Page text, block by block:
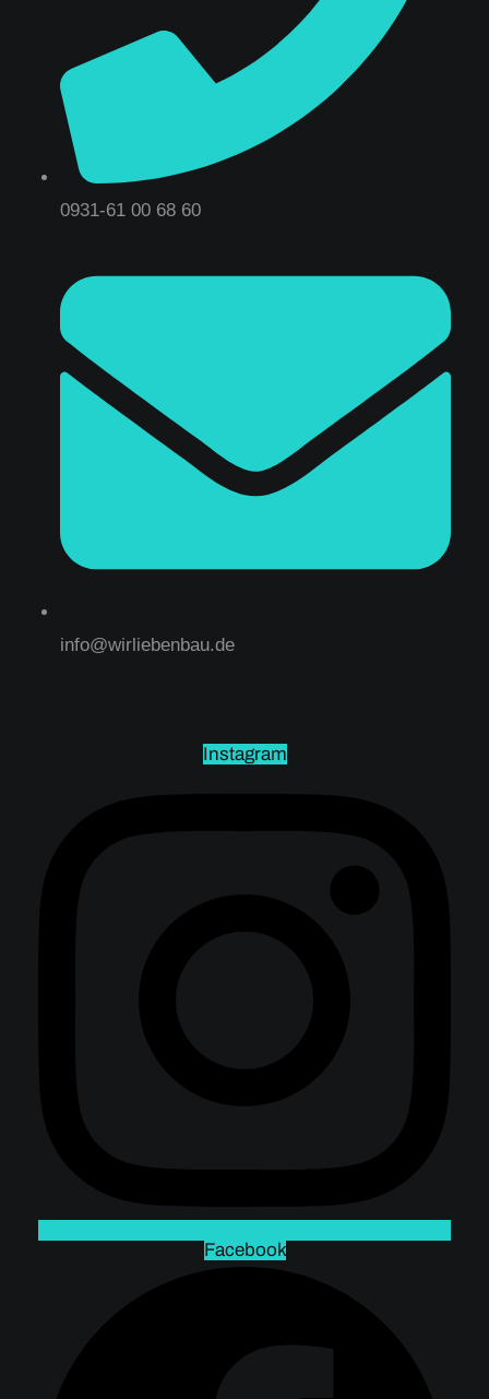
0931-61 00 68 60
info@wirliebenbau.de
Instagram
Facebook